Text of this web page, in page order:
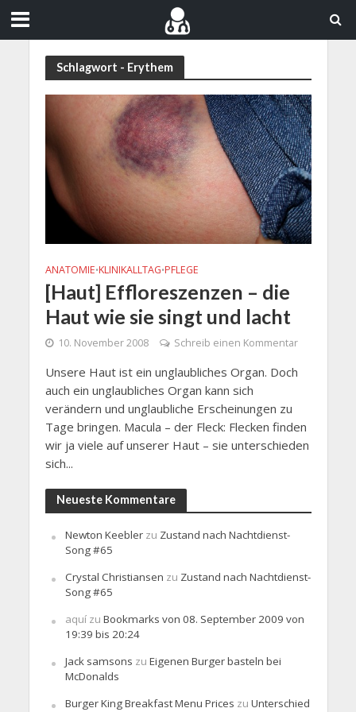
Schlagwort - Erythem
ANATOMIE•KLINIKALLTAG•PFLEGE
[Haut] Effloreszenzen – die
Haut wie sie singt und lacht
10. November 2008 Schreib einen Kommentar
Unsere Haut ist ein unglaubliches Organ. Doch
auch ein unglaubliches Organ kann sich
verändern und unglaubliche Erscheinungen zu
Tage bringen. Macula – der Fleck: Flecken finden
wir ja viele auf unserer Haut – sie unterschieden
sich...
Neueste Kommentare
Newton Keeblerzu Zustand nach Nachtdienst-
Song #65
Crystal Christiansen zu Zustand nach Nachtdienst-
Song #65
aquízu Bookmarks von 08. September 2009 von
19:39 bis 20:24
Jack samsons zu Eigenen Burger basteln bei
McDonalds
Burger King Breakfast Menu Prices zu Unterschied